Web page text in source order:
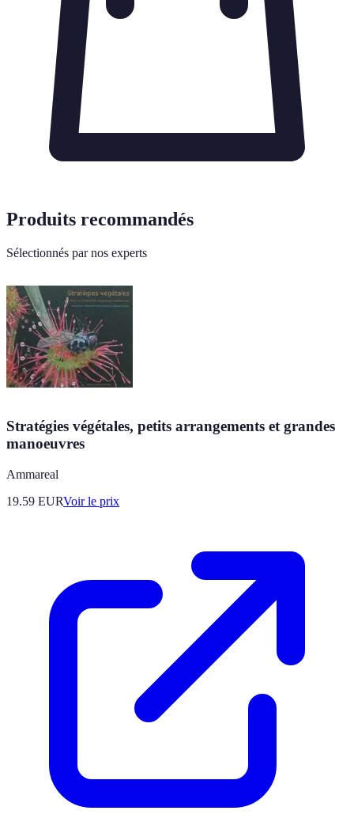
Produits recommandés
Sélectionnés par nos experts
Stratégies végétales, petits arrangements et grandes
manoeuvres
Ammareal
19.59 EURVoir le prix